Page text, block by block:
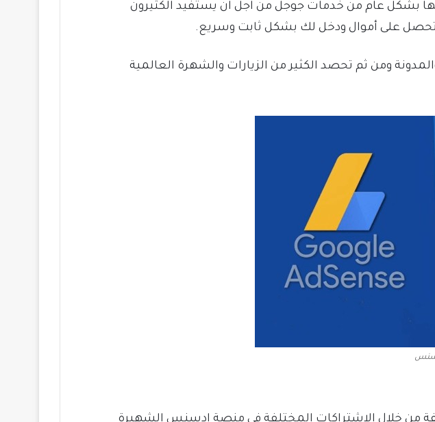
بشكل عام من خدمات جوجل من اجل ان يستفيد الكثيرون
على أموال ودخل لك بشكل ثابت وسريع.
ومن ثم تحصد الكثير من الزيارات والشهرة العالمية
من خلال الاشتراكات المختلفة في منصة ادسنس الشهيرة